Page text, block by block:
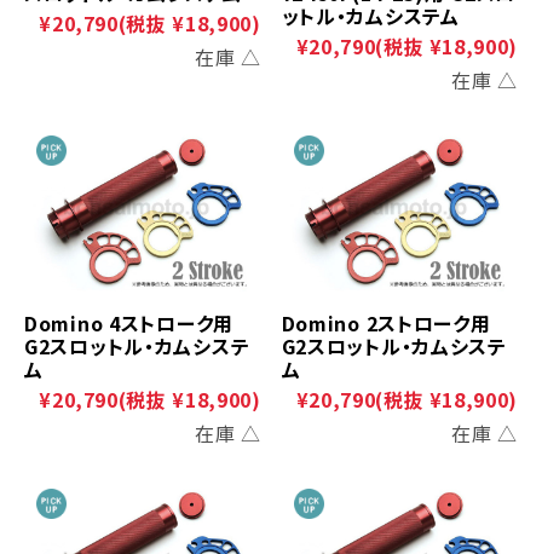
¥20,790(税抜 ¥18,900)
在庫 △
ットル・カムシステム
¥20,790(税抜 ¥18,900)
在庫 △
Domino 4ストローク用
G2スロットル・カムシステ
ム
¥20,790(税抜 ¥18,900)
在庫 △
Domino 2ストローク用
G2スロットル・カムシステ
ム
¥20,790(税抜 ¥18,900)
在庫 △